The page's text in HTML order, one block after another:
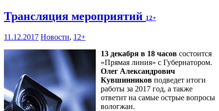
Трансляция мероприятий 12+
11.12.2017 Новости, 12+
13 декабря в 18 часов состоится
«Прямая линия» с Губернатором.
Олег Александрович
Кувшинников подведет итоги
работы за 2017 год, а также
ответит на самые острые вопросы
вологжан.